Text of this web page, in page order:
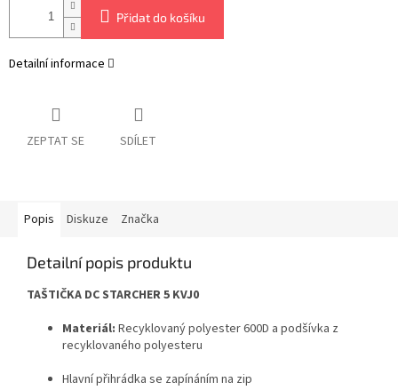
Přidat do košíku
Detailní informace
ZEPTAT SE SDÍLET
Popis Diskuze Značka
Detailní popis produktu
TAŠTIČKA DC STARCHER 5 KVJ0
Materiál: Recyklovaný polyester 600D a podšívka z
recyklovaného polyesteru
Hlavní přihrádka se zapínáním na zip